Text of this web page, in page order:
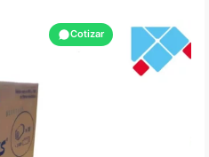
Cotizar